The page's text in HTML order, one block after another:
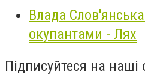
Влада
окупантами - Лях
Підписуйтеся на наші